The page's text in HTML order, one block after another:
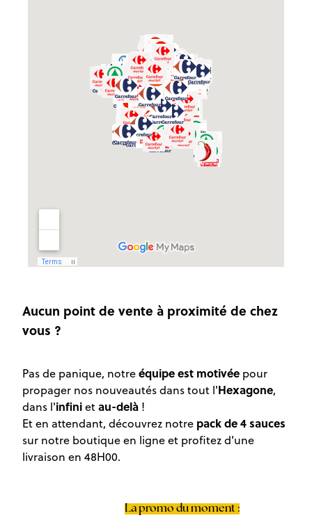
Aucun point de vente à proximité de chez
vous ?
Pas de panique, notreéquipe est motivée pour
propager nos nouveautés dans tout l'Hexagone,
dans l'infinietau-delà !
Et en attendant, découvrez notre pack de 4 sauces
sur notre boutique en ligne et profitez d'une
livraison en 48H00.
La promo du moment :